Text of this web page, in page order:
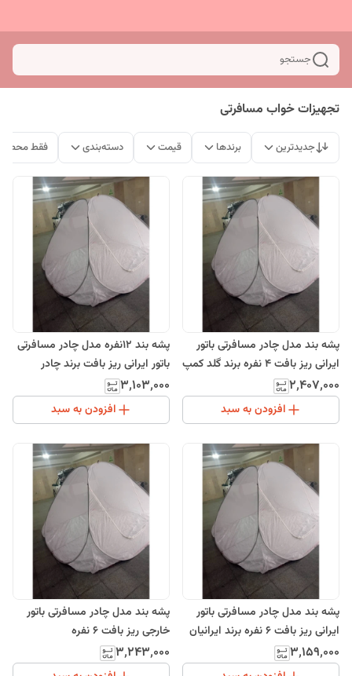
جستجو
تجهیزات خواب مسافرتی
جدیدترین برندها قیمت دسته‌بندی فقط
پشه بند مدل چادر مسافرتی باتور
ایرانی ریز بافت 4 نفره برند گلد کمپ
۲٬۴۰۷٬۰۰۰
افزودن به سبد
پشه بند 12نفره مدل چادر مسافرتی
باتور ایرانی ریز بافت برند چادر
طبیعت
۳٬۱۰۳٬۰۰۰
افزودن به سبد
پشه بند مدل چادر مسافرتی باتور
ایرانی ریز بافت 6 نفره برند ایرانیان
۳٬۱۵۹٬۰۰۰
پشه بند مدل چادر مسافرتی باتور
خارجی ریز بافت 6 نفره
۳٬۲۴۳٬۰۰۰